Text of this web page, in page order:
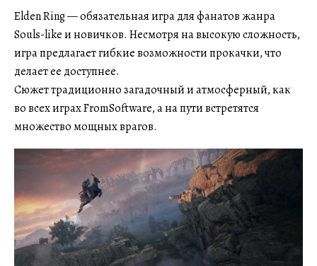
Elden Ring — обязательная игра для фанатов жанра
Souls-like и новичков. Несмотря на высокую сложность,
игра предлагает гибкие возможности прокачки, что
делает ее доступнее.
Сюжет традиционно загадочный и атмосферный, как
во всех играх FromSoftware, а на пути встретятся
множество мощных врагов.